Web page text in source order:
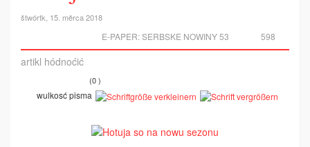
štwórtk, 15. měrca 2018
598
E-PAPER:SERBSKE NOWINY 53
artikl hódnoćić
(0 )
wulkosć pisma